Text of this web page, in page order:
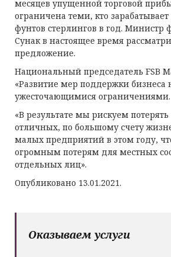
месяцев упущенной торговой
ограничена теми, кто
фунтов стерлингов в год.
Сунак в настоящее время
предложение.
Национальный председатель FSB
«Развитие мер поддержки бизнеса
ужесточающимися ограничениями.
«В результате мы рискуем
отличных, по большому счету
малых предприятий в этом году,
огромным потерям для местных
отдельных лиц».
Опубликовано 13.01.2021.
Оказываем услуги